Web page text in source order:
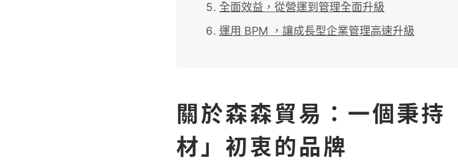
全面效益，從營運到管理全面升級
運用 BPM ，讓成長型企業管理高速升級
關於森森貿易：一個秉持
材」初衷的品牌